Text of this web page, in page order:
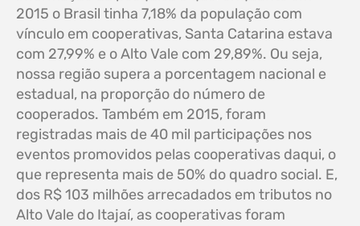
2015 o Brasil tinha 7,18% da população com
vínculo em cooperativas, Santa Catarina estava
com 27,99% e o Alto Vale com 29,89%. Ou seja,
nossa região supera a porcentagem nacional e
estadual, na proporção do número de
cooperados. Também em 2015, foram
registradas mais de 40 mil participações nos
eventos promovidos pelas cooperativas daqui, o
que representa mais de 50% do quadro social. E,
dos R$ 103 milhões arrecadados em tributos no
Alto Vale do Itajaí, as cooperativas foram